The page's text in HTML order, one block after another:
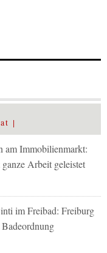
am Immobilienmarkt:
Arbeit geleistet
im Freibad: Freiburg